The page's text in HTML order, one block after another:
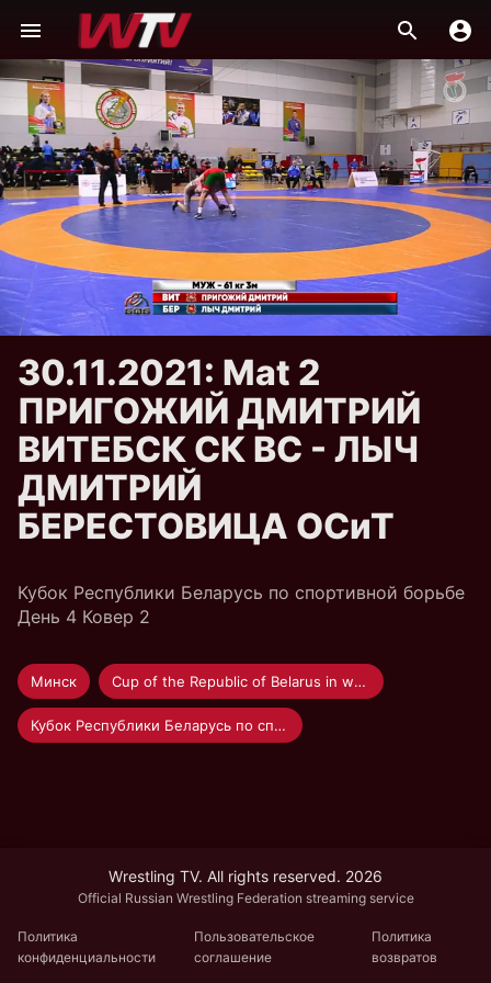
30.11.2021: Mat 2
ПРИГОЖИЙ ДМИТРИЙ
ВИТЕБСК СК ВС - ЛЫЧ
ДМИТРИЙ
БЕРЕСТОВИЦА ОСиТ
Кубок Республики Беларусь по спортивной борьбе
День 4 Ковер 2
Минск Cup of the Republic of Belarus in wrestling 2021
Кубок Республики Беларусь по спортивной борьбе 2021
Wrestling TV. All rights reserved. 2026
Official Russian Wrestling Federation streaming service
Политика
конфиденциальности
Пользовательское
соглашение
Политика
возвратов